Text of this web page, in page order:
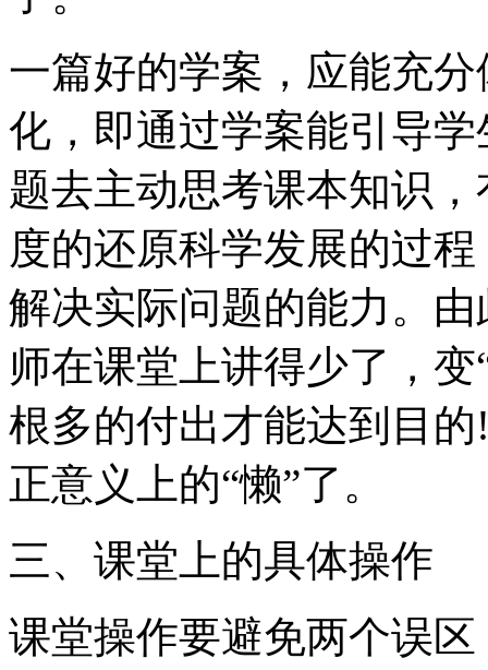
一篇好的学案，应能充
化，即通过学案能引导
题去主动思考课本知识
度的还原科学发展的过
解决实际问题的能力。
师在课堂上讲得少了，
根多的付出才能达到目
正意义上的“懒”了。
三、课堂上的具体操作
课堂操作要避免两个误